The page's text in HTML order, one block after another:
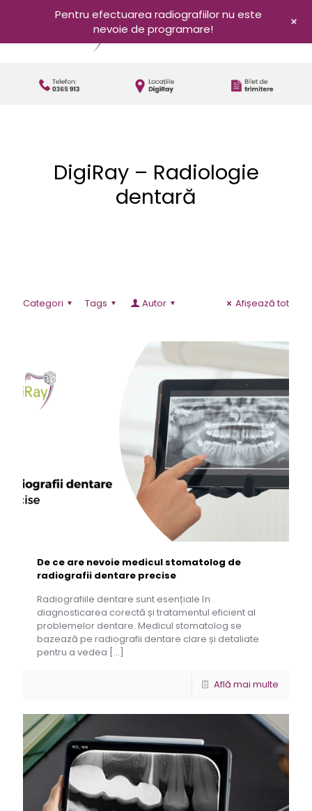
DigiRay – Radiologie
dentară
Categori Tags Autor Afișează tot
De ce are nevoie medicul stomatolog de
radiografii dentare precise
Radiografiile dentare sunt esențiale în
diagnosticarea corectă și tratamentul eficient al
problemelor dentare. Medicul stomatolog se
bazează pe radiografii dentare clare și detaliate
pentru a vedea […]
Află mai multe
Pentru efectuarea radiografiilor nu este
nevoie de programare!
+